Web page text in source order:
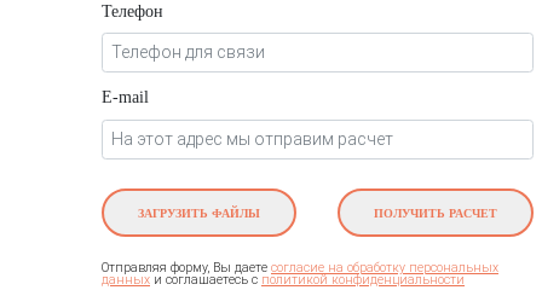
Телефон
E-mail
ЗАГРУЗИТЬ ФАЙЛЫ ПОЛУЧИТЬ РАСЧЕТ
Отправляя форму, Вы даете согласие на обработку персональных
данных и соглашаетесь c политикой конфиденциальности